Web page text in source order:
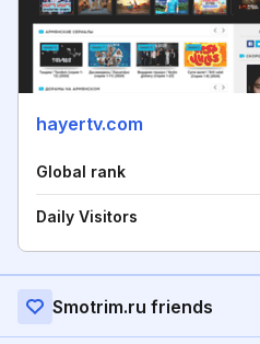
hayertv.com
Global rank
Daily Visitors
Smotrim.ru friends